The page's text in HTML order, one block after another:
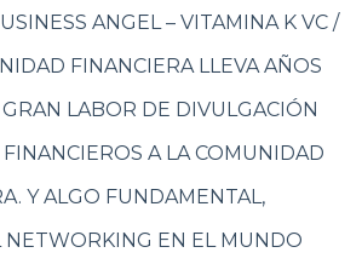
ANGEL – VITAMINA K VC /
FINANCIERA LLEVA AÑOS
LABOR DE DIVULGACIÓN
A LA COMUNIDAD
Y ALGO FUNDAMENTAL,
NETWORKING EN EL MUNDO